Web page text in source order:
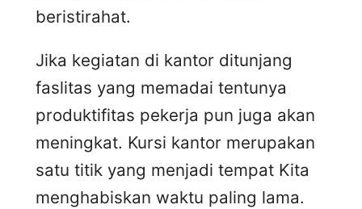
beristirahat.
Jika kegiatan di kantor ditunjang
faslitas yang memadai tentunya
produktifitas pekerja pun juga akan
meningkat. Kursi kantor merupakan
satu titik yang menjadi tempat Kita
menghabiskan waktu paling lama.